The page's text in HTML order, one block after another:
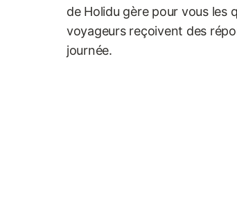
de Holidu gère pour vous les
voyageurs reçoivent des
journée.